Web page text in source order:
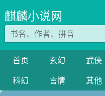
麒麟小说网
首页 玄幻 武侠
科幻
言情 其他